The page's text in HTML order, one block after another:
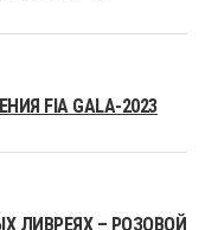
FIA GALA-2023
ЛИВРЕЯХ – РОЗОВОЙ